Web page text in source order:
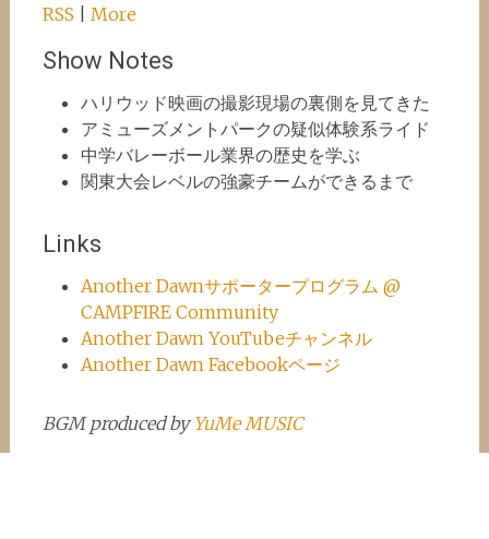
RSS
More
Show Notes
ハリウッド映画の撮影現場の裏側を見てきた
アミューズメントパークの疑似体験系ライド
中学バレーボール業界の歴史を学ぶ
関東大会レベルの強豪チームができるまで
Links
Another Dawnサポータープログラム @
CAMPFIRE Community
Another Dawn YouTubeチャンネル
Another Dawn Facebookページ
BGM produced byYuMe MUSIC